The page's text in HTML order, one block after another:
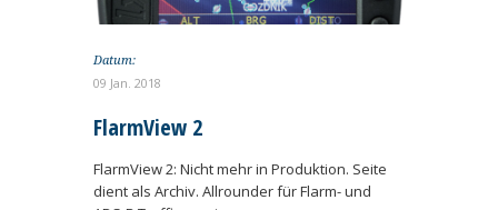
Datum:
09 Jan. 2018
FlarmView 2
FlarmView 2: Nicht mehr in Produktion. Seite
dient als Archiv. Allrounder für Flarm- und